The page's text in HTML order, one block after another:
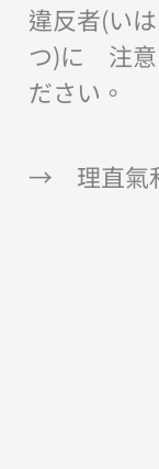
違反者(い
つ)に 注
ださい。
→ 理直氣